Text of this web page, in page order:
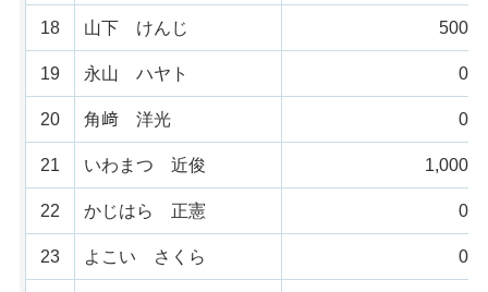
18 山下 けんじ 500票
19 永山 ハヤト 0票
20 角﨑 洋光 0票
21 いわまつ 近俊 1,000票
22 かじはら 正憲 0票
23 よこい さくら 0票